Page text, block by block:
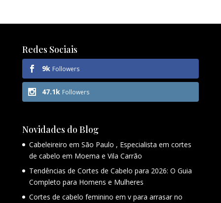
Redes Sociais
9k Followers
47.1k Followers
Novidades do Blog
Cabeleireiro em São Paulo , Especialista em cortes
de cabelo em Moema e Vila Carrão
Tendências de Cortes de Cabelo para 2026: O Guia
Completo para Homens e Mulheres
Cortes de cabelo feminino em v para arrasar no